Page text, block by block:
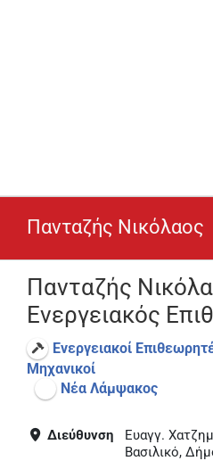
Πανταζής Νικόλαος
Πανταζής
Ενεργειακός
Ενεργειακοί
Μηχανικοί
Νέα Λάμψακος
Διεύθυνση
Ευαγγ.
Βασιλικό,